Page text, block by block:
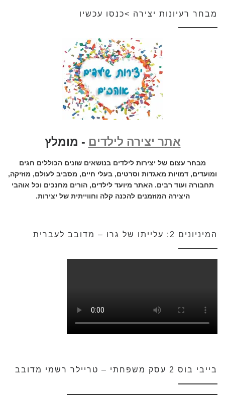
מבחר רעיונות יצירה >כנסו עכשיו
אתר יצירה לילדים - מומלץ
מבחר עצום של יצירות לילדים בנושאים שונים הכוללים חגים
ומועדים, דמויות מאגדות וסרטים, בעלי חיים, מסביב לעולם, מוזיקה,
תחבורה ועוד רבים. האתר מיועד לילדים, הורים מחנכים וכל אוהבי
היצירה המוזמנים להכנה קלה וחווייתית של יצירות.
המיניונים 2: עלייתו של גרו – מדובב לעברית
בייבי בוס 2 עסק משפחתי – טריילר רשמי מדובב